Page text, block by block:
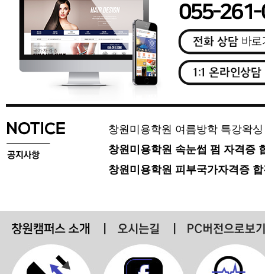
창원미용학원 여름방학 특강왁
창원미용학원 속눈썹 펌 자격증
창원미용학원 피부국가자격증